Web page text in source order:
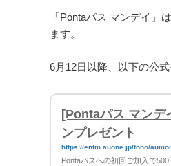
「Pontaパス マンデイ」
ます。
6月12日以降、以下の公
[Pontaパス マンデ
ンプレゼント
https://entm.auone.jp/toho/
Pontaパスへの初回ご加入で